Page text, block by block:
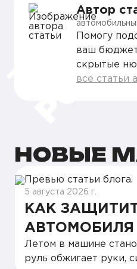
Автор
Помогу
ваш
скрытые
все статьи
НОВЫЕ
5 августа 2026 г.
КАК
АВТОМОБИЛЯ
ПРОСТЫЕ
КАЖДЫЙ
Летом в машине
руль обжигает руки,